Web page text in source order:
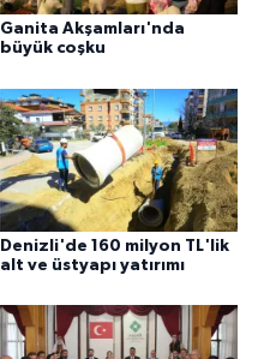
Ganita Akşamları'nda
büyük coşku
Denizli'de 160 milyon TL'lik
alt ve üstyapı yatırımı